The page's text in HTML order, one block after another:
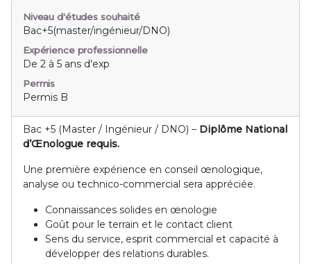
Niveau d'études souhaité
Bac+5(master/ingénieur/DNO)
Expérience professionnelle
De 2 à 5 ans d'exp
Permis
Permis B
Bac +5 (Master / Ingénieur / DNO) – Diplôme National
d’Œnologue requis.
Une première expérience en conseil œnologique,
analyse ou technico-commercial sera appréciée.
Connaissances solides en œnologie
Goût pour le terrain et le contact client
Sens du service, esprit commercial et capacité à
développer des relations durables.